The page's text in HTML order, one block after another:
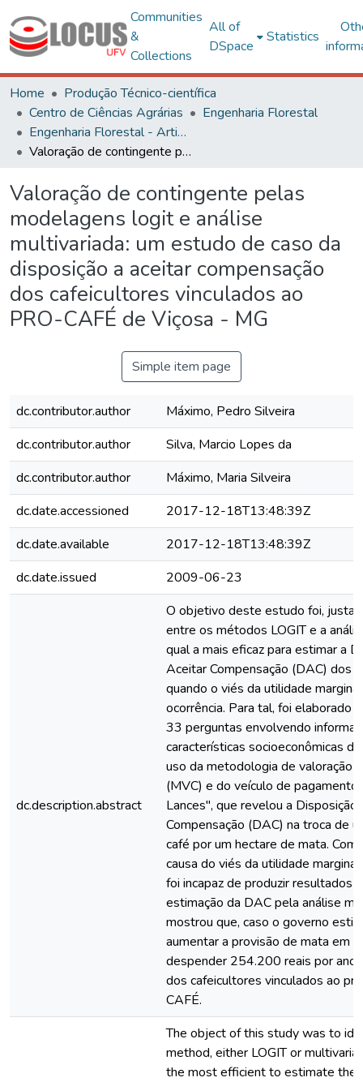
Communities
&
Collections
All of
DSpace
Statistics
Home
Produção Técnico-científica
Centro de Ciências Agrárias
Engenharia Florestal
Engenharia Florestal - Artigos
Valoração de contingente pelas modelagens logit e análise multivariada: um estudo de caso da disposição a aceitar compensação dos cafeicultores vinculados ao PRO-CAFÉ de Viçosa - MG
Valoração de contingente pelas
modelagens logit e análise
multivariada: um estudo de caso da
disposição a aceitar compensação
dos cafeicultores vinculados ao
PRO-CAFÉ de Viçosa - MG
Simple item page
dc.contributor.author
Máximo, Pedro Silveira
dc.contributor.author
Silva, Marcio Lopes da
dc.contributor.author
Máximo, Maria Silveira
dc.date.accessioned
2017-12-18T13:48:39Z
dc.date.available
2017-12-18T13:48:39Z
dc.date.issued
2009-06-23
dc.description.abstract
O objetivo deste estudo foi,
entre os métodos LOGIT e a
qual a mais eficaz para estimar a
Aceitar Compensação (DAC) dos
quando o viés da utilidade
ocorrência. Para tal, foi elaborado
33 perguntas envolvendo
características socioeconômicas
uso da metodologia de valoração
(MVC) e do veículo de pagamento
Lances", que revelou a Disposição
Compensação (DAC) na troca de
café por um hectare de mata.
causa do viés da utilidade
foi incapaz de produzir resultados
estimação da DAC pela análise
mostrou que, caso o governo
aumentar a provisão de mata em
despender 254.200 reais por
dos cafeicultores vinculados ao
CAFÉ.
The object of this study was to
method, either LOGIT or
the most efficient to estimate the